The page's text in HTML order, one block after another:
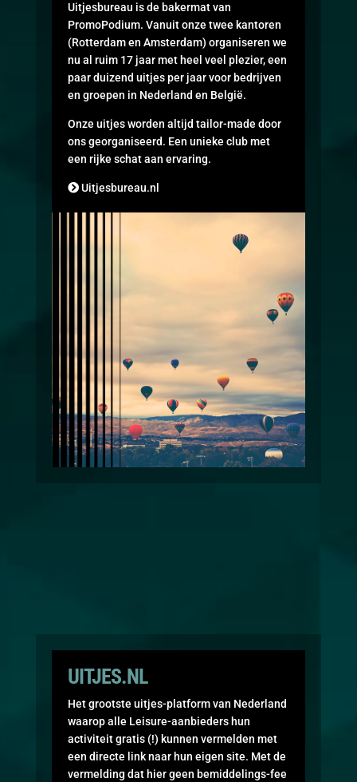
Uitjesbureau is de bakermat van
PromoPodium. Vanuit onze twee kantoren
(Rotterdam en Amsterdam) organiseren we
nu al ruim 17 jaar met heel veel plezier, een
paar duizend uitjes per jaar voor bedrijven
en groepen in Nederland en België.
Onze uitjes worden altijd tailor-made door
ons georganiseerd. Een unieke club met
een rijke schat aan ervaring.
Uitjesbureau.nl
UITJES.NL
Het grootste uitjes-platform van Nederland
waarop alle Leisure-aanbieders hun
activiteit gratis (!) kunnen vermelden met
een directe link naar hun eigen site. Met de
vermelding dat hier geen bemiddelings-fee